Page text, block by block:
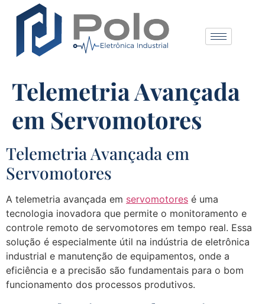
Telemetria Avançada
em Servomotores
Telemetria Avançada em
Servomotores
A telemetria avançada em servomotores é uma
tecnologia inovadora que permite o monitoramento e
controle remoto de servomotores em tempo real. Essa
solução é especialmente útil na indústria de eletrônica
industrial e manutenção de equipamentos, onde a
eficiência e a precisão são fundamentais para o bom
funcionamento dos processos produtivos.